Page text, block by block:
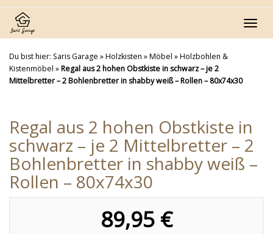
Skip
main
content
Du bist hier: Saris Garage »Holzkisten »Möbel »Holzbohlen &
Kistenmöbel »Regal aus 2 hohen Obstkiste in schwarz – je 2
Mittelbretter – 2 Bohlenbretter in shabby weiß – Rollen – 80x74x30
Regal aus 2 hohen Obstkiste in
schwarz – je 2 Mittelbretter – 2
Bohlenbretter in shabby weiß –
Rollen – 80x74x30
89,95 €